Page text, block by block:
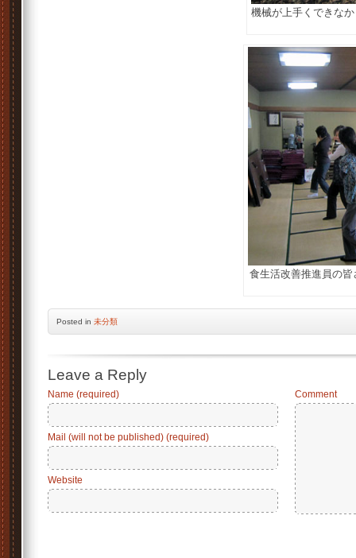
機械が上手くできな
食生活改善推進員の
Posted in 未分類
Leave a Reply
Name (required)
Mail (will not be published) (required)
Website
Comment